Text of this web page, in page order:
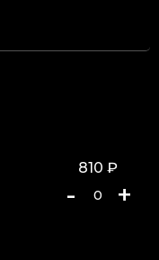
810 ₽
- 0 +